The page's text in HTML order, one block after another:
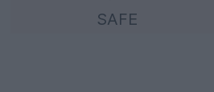
SAFE